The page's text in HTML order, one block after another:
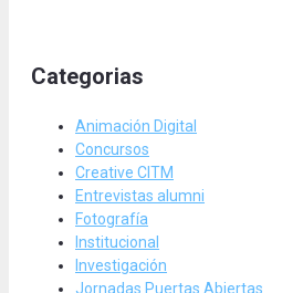
Categorias
Animación Digital
Concursos
Creative CITM
Entrevistas alumni
Fotografía
Institucional
Investigación
Jornadas Puertas Abiertas